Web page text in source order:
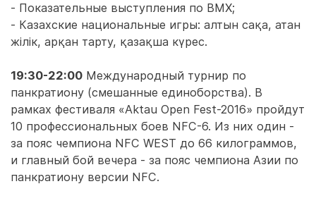
- Показательные выступления по BMX;
- Казахские национальные игры: алтын сақа, атан
жілік, арқан тарту, қазақша күрес.
19:30-22:00 Международный турнир по
панкратиону (смешанные единоборства). В
рамках фестиваля «Aktau Open Fest-2016» пройдут
10 профессиональных боев NFC-6. Из них один -
за пояс чемпиона NFC WEST до 66 килограммов,
и главный бой вечера - за пояс чемпиона Азии по
панкратиону версии NFC.